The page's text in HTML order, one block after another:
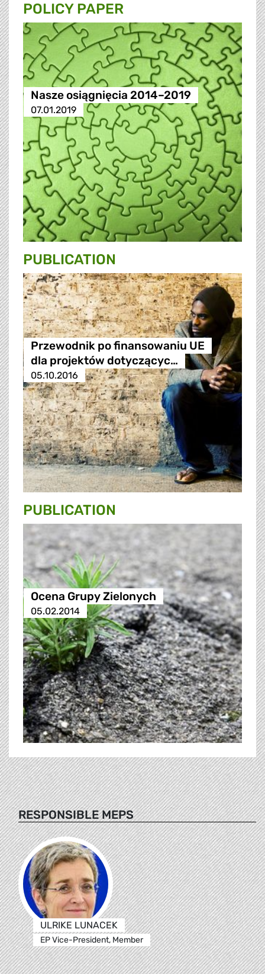
POLICY PAPER
Nasze osiągnięcia 2014–2019
07.01.2019
PUBLICATION
Przewodnik po finansowaniu UE
dla projektów dotyczącyc…
05.10.2016
PUBLICATION
Ocena Grupy Zielonych
05.02.2014
RESPONSIBLE MEPS
ULRIKE LUNACEK
EP Vice-President, Member